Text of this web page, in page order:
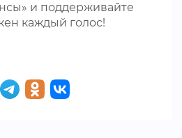
и поддерживайте
каждый голос!